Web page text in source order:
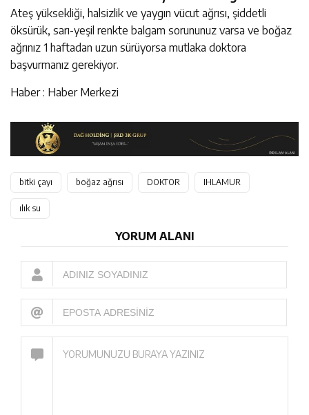
Ateş yüksekliği, halsizlik ve yaygın vücut ağrısı, şiddetli
öksürük, sarı-yeşil renkte balgam sorununuz varsa ve boğaz
ağrınız 1 haftadan uzun sürüyorsa mutlaka doktora
başvurmanız gerekiyor.
Haber : Haber Merkezi
bitki çayı boğaz ağrısı DOKTOR IHLAMUR
ılık su
YORUM ALANI